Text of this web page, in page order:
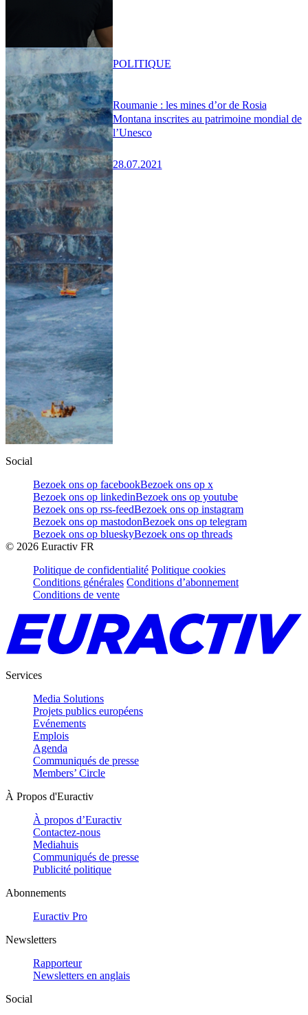
Roumanie : les mines d’or de Rosia
Montana inscrites au patrimoine mondial de
l’Unesco
28.07.2021
POLITIQUE
Social
Bezoek ons op facebookBezoek ons op x
Bezoek ons op linkedinBezoek ons op youtube
Bezoek ons op rss-feedBezoek ons op instagram
Bezoek ons op mastodonBezoek ons op telegram
Bezoek ons op blueskyBezoek ons op threads
© 2026 Euractiv FR
Politique de confidentialité Politique cookies
Conditions générales Conditions d’abonnement
Conditions de vente
Services
Media Solutions
Projets publics européens
Evénements
Emplois
Agenda
Communiqués de presse
Members’ Circle
À Propos d'Euractiv
À propos d’Euractiv
Contactez-nous
Mediahuis
Communiqués de presse
Publicité politique
Abonnements
Euractiv Pro
Newsletters
Rapporteur
Newsletters en anglais
Social